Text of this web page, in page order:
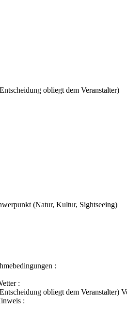
obliegt dem Veranstalter)
(Natur, Kultur, Sightseeing)
:
:
obliegt dem Veranstalter)
: